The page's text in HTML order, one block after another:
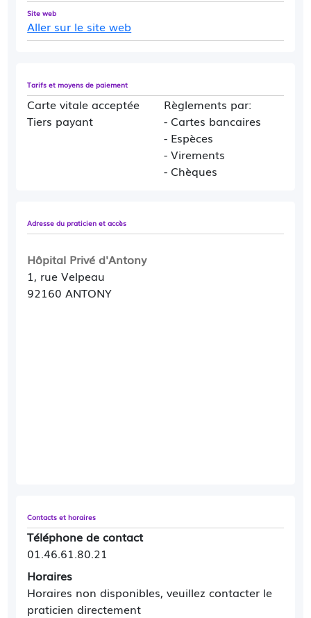
Site web
Aller sur le site web
Tarifs et moyens de paiement
Carte vitale acceptée
Tiers payant
Règlements par:
- Cartes bancaires
- Espèces
- Virements
- Chèques
Adresse du praticien et accès
Hôpital Privé d'Antony
1, rue Velpeau
92160 ANTONY
Contacts et horaires
Téléphone de contact
01.46.61.80.21
Horaires
Horaires non disponibles, veuillez contacter le
praticien directement